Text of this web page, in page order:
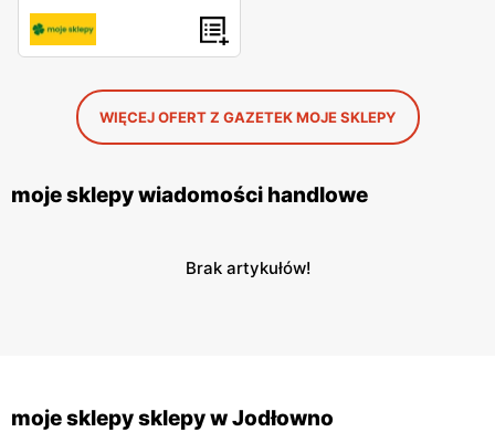
WIĘCEJ OFERT Z GAZETEK MOJE SKLEPY
moje sklepy wiadomości handlowe
Brak artykułów!
moje sklepy sklepy w Jodłowno